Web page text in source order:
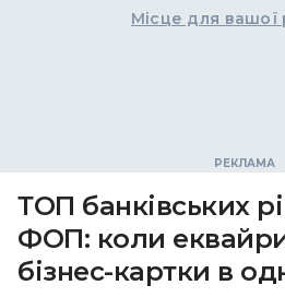
Місце для вашої
ТОП банківських
ФОП: коли
бізнес-картки в